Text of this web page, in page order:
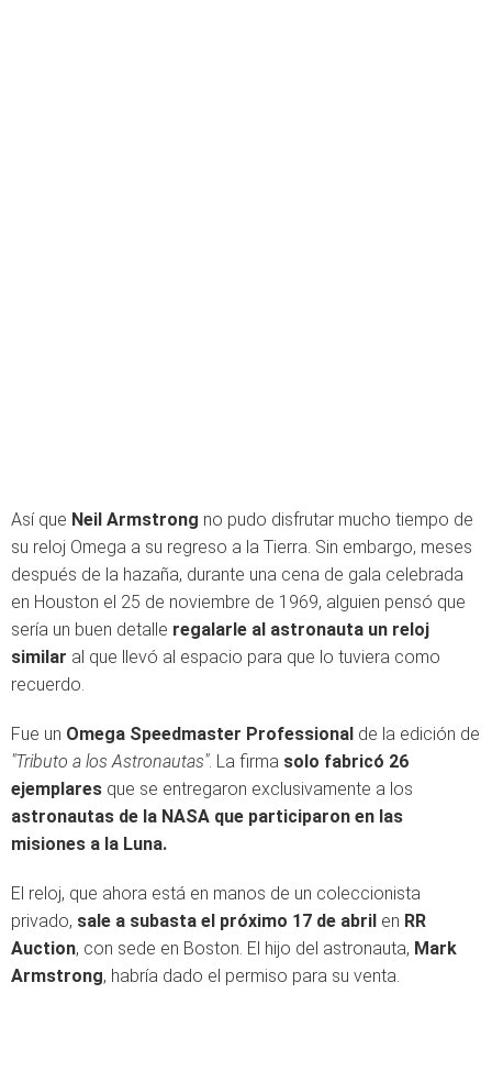
Así que Neil Armstrong no pudo disfrutar mucho tiempo de
su reloj Omega a su regreso a la Tierra. Sin embargo, meses
después de la hazaña, durante una cena de gala celebrada
en Houston el 25 de noviembre de 1969, alguien pensó que
sería un buen detalle regalarle al astronauta un reloj
similar al que llevó al espacio para que lo tuviera como
recuerdo.
Fue un Omega Speedmaster Professional de la edición de
"Tributo a los Astronautas". La firma solo fabricó 26
ejemplares que se entregaron exclusivamente a los
astronautas de la NASA que participaron en las
misiones a la Luna.
El reloj, que ahora está en manos de un coleccionista
privado, sale a subasta el próximo 17 de abril en RR
Auction, con sede en Boston. El hijo del astronauta, Mark
Armstrong, habría dado el permiso para su venta.